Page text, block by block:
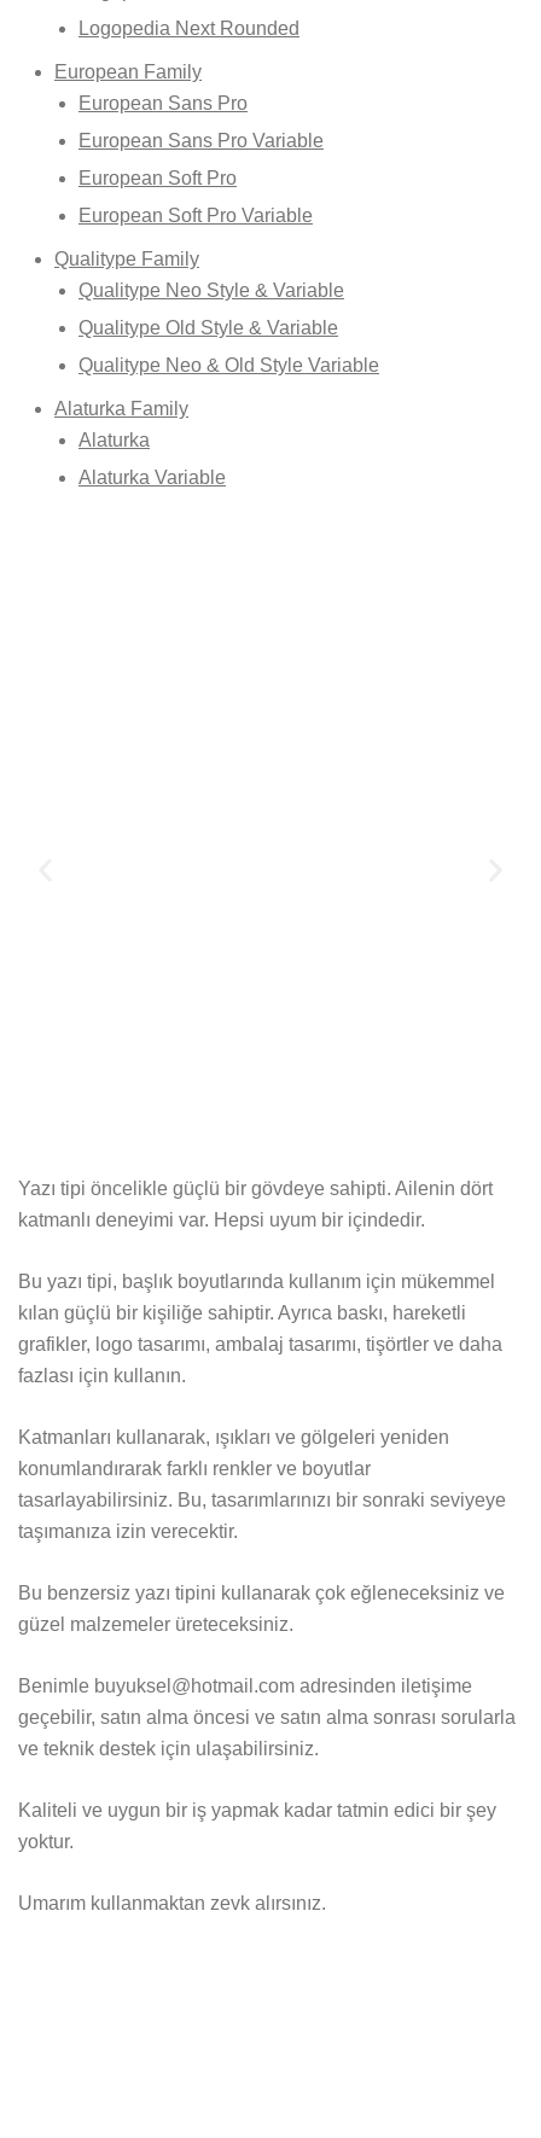
Logopedia Next Rounded
European Family
European Sans Pro
European Sans Pro Variable
European Soft Pro
European Soft Pro Variable
Qualitype Family
Qualitype Neo Style & Variable
Qualitype Old Style & Variable
Qualitype Neo & Old Style Variable
Alaturka Family
Alaturka
Alaturka Variable
Yazı tipi öncelikle güçlü bir gövdeye sahipti. Ailenin dört
katmanlı deneyimi var. Hepsi uyum bir içindedir.
Bu yazı tipi, başlık boyutlarında kullanım için mükemmel
kılan güçlü bir kişiliğe sahiptir. Ayrıca baskı, hareketli
grafikler, logo tasarımı, ambalaj tasarımı, tişörtler ve daha
fazlası için kullanın.
Katmanları kullanarak, ışıkları ve gölgeleri yeniden
konumlandırarak farklı renkler ve boyutlar
tasarlayabilirsiniz. Bu, tasarımlarınızı bir sonraki seviyeye
taşımanıza izin verecektir.
Bu benzersiz yazı tipini kullanarak çok eğleneceksiniz ve
güzel malzemeler üreteceksiniz.
Benimle buyuksel@hotmail.com adresinden iletişime
geçebilir, satın alma öncesi ve satın alma sonrası sorularla
ve teknik destek için ulaşabilirsiniz.
Kaliteli ve uygun bir iş yapmak kadar tatmin edici bir şey
yoktur.
Umarım kullanmaktan zevk alırsınız.